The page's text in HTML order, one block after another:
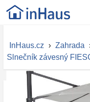
InHaus.cz › Zahrada
Slnečník závesný